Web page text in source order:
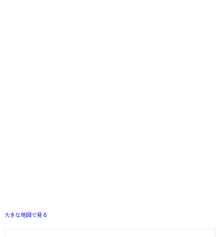
大きな地図で見る